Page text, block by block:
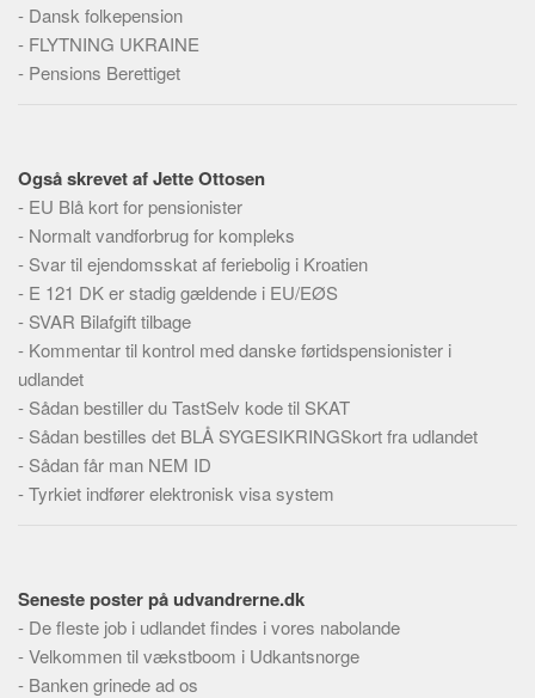
Køb og salg
Økonomi
Statistik
Praktisk
Alle
Meta
Dokumenttyper
Emner
Skribenter
Personer
Steder
Webstedet
Forhistorien
Redigering
- Dansk folkepension
- FLYTNING UKRAINE
- Pensions Berettiget
Også skrevet af Jette Ottosen
- EU Blå kort for pensionister
- Normalt vandforbrug for kompleks
- Svar til ejendomsskat af feriebolig i Kroatien
- E 121 DK er stadig gældende i EU/EØS
- SVAR Bilafgift tilbage
- Kommentar til kontrol med danske førtidspensionister i
udlandet
- Sådan bestiller du TastSelv kode til SKAT
- Sådan bestilles det BLÅ SYGESIKRINGSkort fra udlandet
- Sådan får man NEM ID
-Tyrkiet indfører elektronisk visa system
Seneste poster på udvandrerne.dk
- De fleste job i udlandet findes i vores nabolande
-Velkommen til vækstboom i Udkantsnorge
- Banken grinede ad os